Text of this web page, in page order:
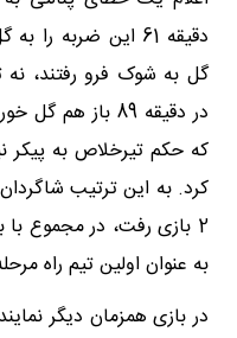
دقیقه 61 این ضربه
گل به شوک فرو رفتند، نه
در دقیقه 89 باز
که حکم تیرخلاص به پیکر
به عنوان اولین تیم راه
در بازی همزمان دیگر